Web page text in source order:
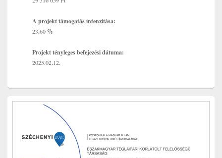
A projekt támogatás intenzitása:
23,60 %
Projekt tényleges befejezési dátuma:
2025.02.12.